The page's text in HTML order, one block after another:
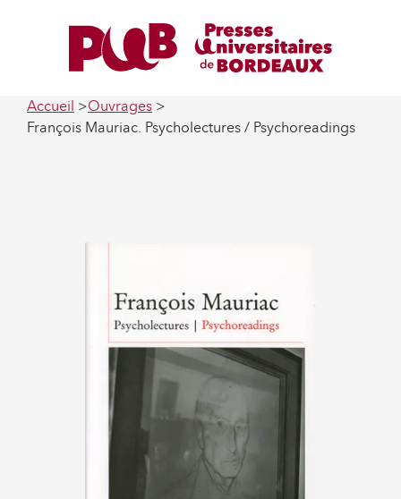
Accueil
Ouvrages
François Mauriac. Psycholectures / Psychoreadings